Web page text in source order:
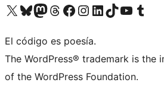
Visitá nuestra cuenta de X (anteriormente Twitter)
Visitá nuestra cuenta de Bluesky
Visitá nuestra cuenta de Mastodon
Visitá nuestra cuenta de Threads
Visitá nuestra página de Facebook
Visitá nuestra cuenta de Instagram
Visitá nuestra cuenta de LinkedIn
Visitá nuestra cuenta de TikTok
Visitá nuestro canal de
Visitá nuestra cuenta
El código es poesía.
The WordPress® trademark is the
of the WordPress Foundation.